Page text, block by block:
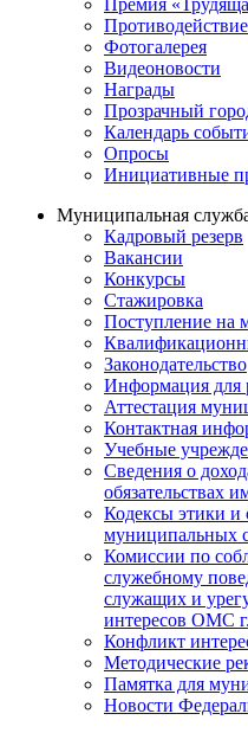
Фотогалерея
Видеоновости
Награды
Прозрачный
Календарь
Опросы
Инициативные
Муниципальная
Кадровый резерв
Вакансии
Конкурсы
Стажировка
Поступление на
Законодательство
Информация для
Аттестация
Контактная
Учебные
Сведения о
обязательствах
Кодексы этики и
муниципальных
Комиссии по
служебному
служащих и
интересов ОМС
Конфликт
Методические
Памятка для
Новости